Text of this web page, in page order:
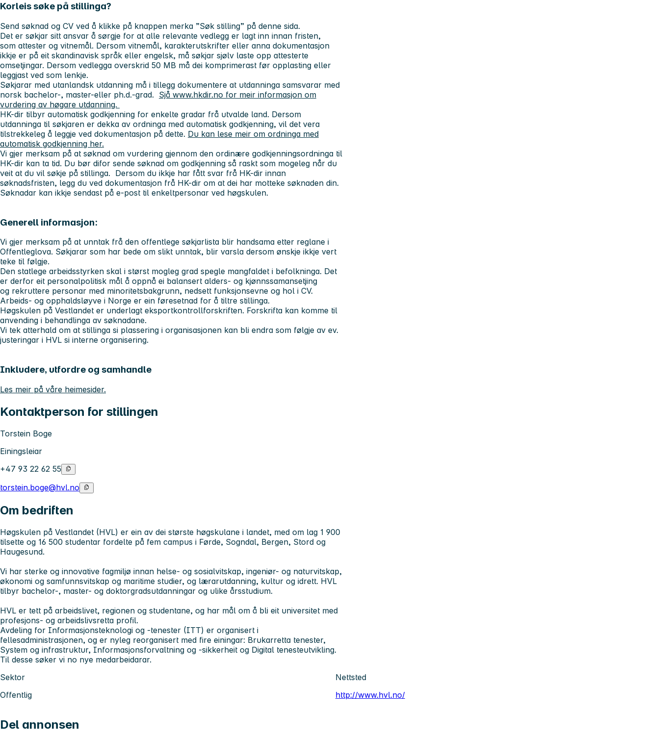
Korleis søke på stillinga?
Send søknad og CV ved å klikke på knappen merka ”Søk stilling” på denne sida.
Det er søkjar sitt ansvar å sørgje for at alle relevante vedlegg er lagt inn innan fristen,
som attester og vitnemål. Dersom vitnemål, karakterutskrifter eller anna dokumentasjon
ikkje er på eit skandinavisk språk eller engelsk, må søkjar sjølv laste opp attesterte
omsetjingar. Dersom vedlegga overskrid 50 MB må dei komprimerast før opplasting eller
leggjast ved som lenkje.
Søkjarar med utanlandsk utdanning må i tillegg dokumentere at utdanninga samsvarar med
norsk bachelor-, master-eller ph.d.-grad. Sjå www.hkdir.no for meir informasjon om
vurdering av høgare utdanning.
HK-dir tilbyr automatisk godkjenning for enkelte gradar frå utvalde land. Dersom
utdanninga til søkjaren er dekka av ordninga med automatisk godkjenning, vil det vera
tilstrekkeleg å leggje ved dokumentasjon på dette. Du kan lese meir om ordninga med
automatisk godkjenning her.
Vi gjer merksam på at søknad om vurdering gjennom den ordinære godkjenningsordninga til
HK-dir kan ta tid. Du bør difor sende søknad om godkjenning så raskt som mogeleg når du
veit at du vil søkje på stillinga. Dersom du ikkje har fått svar frå HK-dir innan
søknadsfristen, legg du ved dokumentasjon frå HK-dir om at dei har motteke søknaden din.
Søknadar kan ikkje sendast på e-post til enkeltpersonar ved høgskulen.
Generell informasjon:
Vi gjer merksam på at unntak frå den offentlege søkjarlista blir handsama etter reglane i
Offentleglova. Søkjarar som har bede om slikt unntak, blir varsla dersom ønskje ikkje vert
teke til følgje.
Den statlege arbeidsstyrken skal i størst mogleg grad spegle mangfaldet i befolkninga. Det
er derfor eit personalpolitisk mål å oppnå ei balansert alders- og kjønnssamansetjing
og rekruttere personar med minoritetsbakgrunn, nedsett funksjonsevne og hol i CV.
Arbeids- og opphaldsløyve i Norge er ein føresetnad for å tiltre stillinga.
Høgskulen på Vestlandet er underlagt eksportkontrollforskriften. Forskrifta kan komme til
anvending i behandlinga av søknadane.
Vi tek atterhald om at stillinga si plassering i organisasjonen kan bli endra som følgje av ev.
justeringar i HVL si interne organisering.
Inkludere, utfordre og samhandle
Les meir på våre heimesider.
Kontaktperson for stillingen
Torstein Boge
Einingsleiar
+47 93 22 62 55
torstein.boge@hvl.no
Om bedriften
Høgskulen på Vestlandet (HVL) er ein av dei største høgskulane i landet, med om lag 1 900
tilsette og 16 500 studentar fordelte på fem campus i Førde, Sogndal, Bergen, Stord og
Haugesund.
Vi har sterke og innovative fagmiljø innan helse- og sosialvitskap, ingeniør- og naturvitskap,
økonomi og samfunnsvitskap og maritime studier, og lærarutdanning, kultur og idrett. HVL
tilbyr bachelor-, master- og doktorgradsutdanningar og ulike årsstudium.
HVL er tett på arbeidslivet, regionen og studentane, og har mål om å bli eit universitet med
profesjons- og arbeidslivsretta profil.
Avdeling for Informasjonsteknologi og -tenester (ITT) er organisert i
fellesadministrasjonen, og er nyleg reorganisert med fire einingar: Brukarretta tenester,
System og infrastruktur, Informasjonsforvaltning og -sikkerheit og Digital tenesteutvikling.
Til desse søker vi no nye medarbeidarar.
Sektor
Offentlig
Nettsted
http://www.hvl.no/
Del annonsen